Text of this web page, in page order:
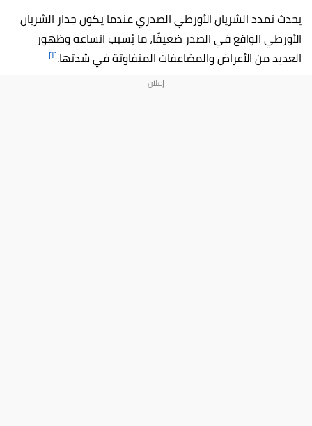
يحدث تمدد الشريان الأورطي الصدري عندما يكون جدار الشريان
الأورطي الواقع في الصدر ضعيفًا، ما يُسبب اتساعه وظهور
العديد من الأعراض والمضاعفات المتفاوتة في شدتها.[١]